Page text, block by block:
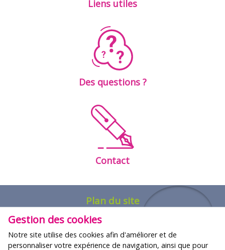
Liens utiles
Des questions ?
Contact
Plan du site
FORMATIONS
Nos offres
Gestion des cookies
Notre site utilise des cookies afin d'améliorer et de
personnaliser votre expérience de navigation, ainsi que pour